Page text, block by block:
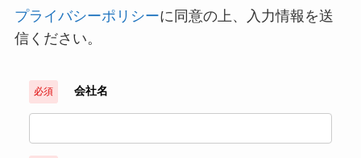
プライバシーポリシーに同意の上、入力情報を送
信ください。